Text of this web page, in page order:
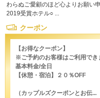
わらぬご愛顧のほど心よりお願い
2019受賞ホテル○ ...
クーポン
【お得なクーポン】
※ご予約のお客様はご利用でき
基本料金/全日
【休憩・宿泊】２０％OFF
（カップルズクーポンとお伝...